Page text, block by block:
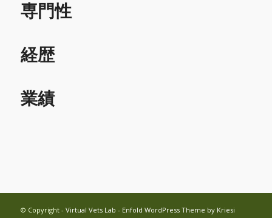
専門性
経歴
業績
© Copyright - Virtual Vets Lab - Enfold WordPress Theme by Kriesi